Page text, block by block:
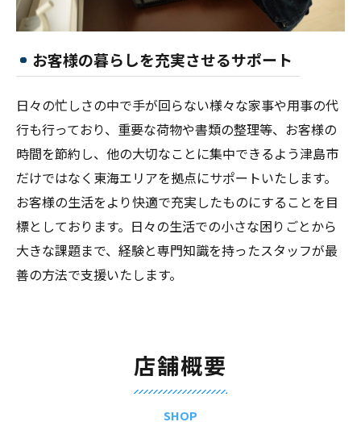
お客様の暮らしを充実させるサポート
日々の忙しさの中で手が回らない様々な家事や用事の代
行も行っており、重要な荷物や書類の整理等、お客様の
時間を節約し、他の大切なことに集中できるよう津島市
だけではなく東海エリアを拠点にサポートいたします。
お客様の生活をより快適で充実したものにすることを目
標としております。日々の生活での小さな困りごとから
大きな課題まで、経験と専門知識を持ったスタッフが最
善の方法で支援いたします。
店舗概要
SHOP